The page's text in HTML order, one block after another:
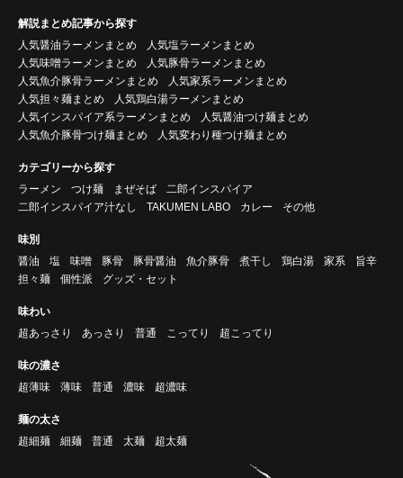
解説まとめ記事から探す
人気醤油ラーメンまとめ
人気塩ラーメンまとめ
人気味噌ラーメンまとめ
人気豚骨ラーメンまとめ
人気魚介豚骨ラーメンまとめ
人気家系ラーメンまとめ
人気担々麺まとめ
人気鶏白湯ラーメンまとめ
人気インスパイア系ラーメンまとめ
人気醤油つけ麺まとめ
人気魚介豚骨つけ麺まとめ
人気変わり種つけ麺まとめ
カテゴリーから探す
ラーメン
つけ麺 まぜそば
二郎インスパイア
二郎インスパイア汁なし
TAKUMEN LABO カレー その他
味別
醤油
塩 味噌 豚骨 豚骨醤油 魚介豚骨 煮干し 鶏白湯 家系
旨辛
担々麺
個性派 グッズ・セット
味わい
超あっさり
あっさり 普通 こってり 超こってり
味の濃さ
超薄味
薄味 普通 濃味 超濃味
麺の太さ
超細麺
細麺 普通 太麺 超太麺